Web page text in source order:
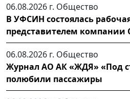
06.08.2026 г. Общество
В УФСИН состоялась
представителем
06.08.2026 г. Общество
Журнал АО АК «ЖДЯ» «Под
полюбили пассажиры